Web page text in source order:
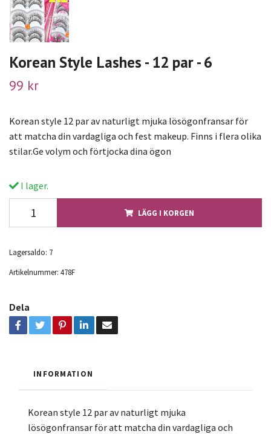
Korean Style Lashes - 12 par - 6
99 kr
Korean style 12 par av naturligt mjuka lösögonfransar för
att matcha din vardagliga och fest makeup. Finns i flera olika
stilar.Ge volym och förtjocka dina ögon
I lager.
LÄGG I KORGEN
Lagersaldo: 7
Artikelnummer: 478F
Dela
INFORMATION
Korean style 12 par av naturligt mjuka
lösögonfransar för att matcha din vardagliga och